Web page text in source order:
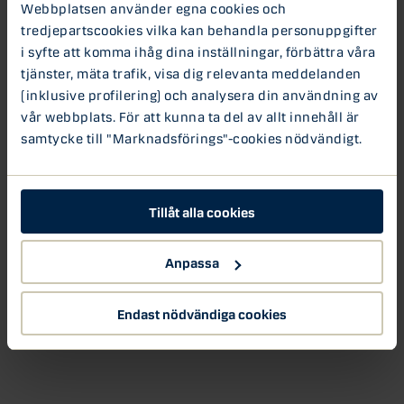
Webbplatsen använder egna cookies och
tredjepartscookies vilka kan behandla personuppgifter
i syfte att komma ihåg dina inställningar, förbättra våra
tjänster, mäta trafik, visa dig relevanta meddelanden
(inklusive profilering) och analysera din användning av
vår webbplats. För att kunna ta del av allt innehåll är
samtycke till "Marknadsförings"-cookies nödvändigt.
Tillåt alla cookies
Anpassa
Endast nödvändiga cookies
Nextconomy podcast